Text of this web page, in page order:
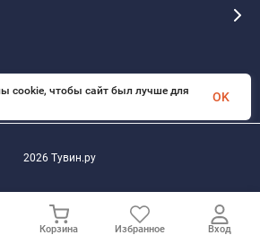
2026 Тувин.ру
Корзина Избранное Вход
cookie, чтобы сайт был лучше для
OK